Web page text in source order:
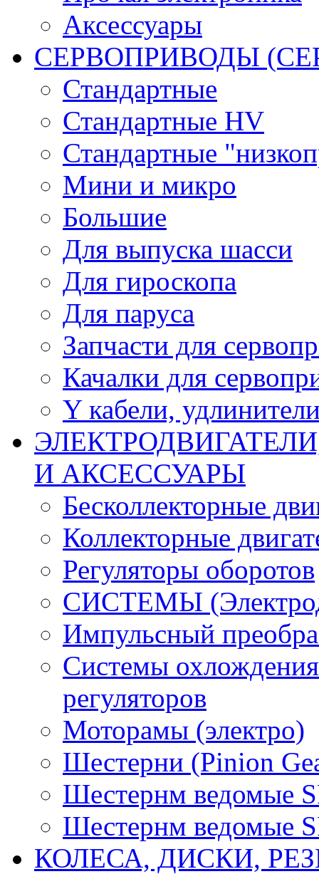
Аксессуары
СЕРВОПРИВОДЫ
Стандартные
Стандартные HV
Стандартные
Мини и микро
Большие
Для выпуска шасси
Для гироскопа
Для паруса
Запчасти для
Качалки для
Y кабели,
И АКСЕССУАРЫ
Бесколлекторные
Коллекторные
Регуляторы оборотов
СИСТЕМЫ
Импульсный
Системы охлождения
регуляторов
Моторамы (электро)
Шестерни (Pinion
Шестернм ведомые
Шестернм ведомые
КОЛЕСА, ДИСКИ,